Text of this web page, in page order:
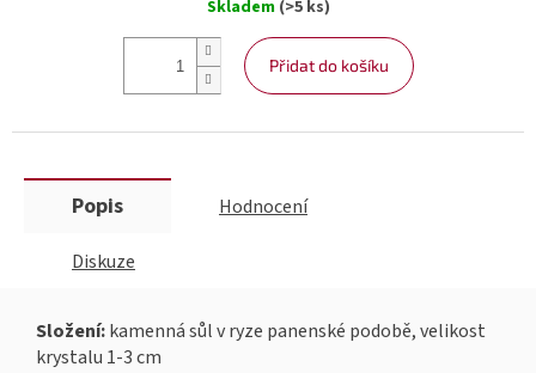
cena:
Skladem (>5 ks)
Přidat do košíku
Popis Hodnocení
Diskuze
Složení:kamenná sůl v ryze panenské podobě, velikost
krystalu 1-3 cm